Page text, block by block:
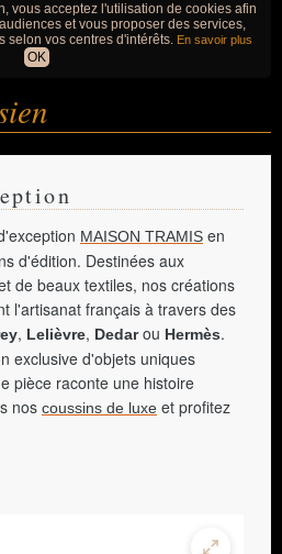
vous acceptez l'utilisation de cookies afin
et vous proposer des services,
selon vos centres d'intérêts. En savoir plus
OK
MAISON TRAMIS en
d'édition. Destinées aux
de beaux textiles, nos créations
l'artisanat français à travers des
, Lelièvre, Dedarou Hermès.
exclusive d'objets uniques
pièce raconte une histoire
nos coussins de luxe et profitez